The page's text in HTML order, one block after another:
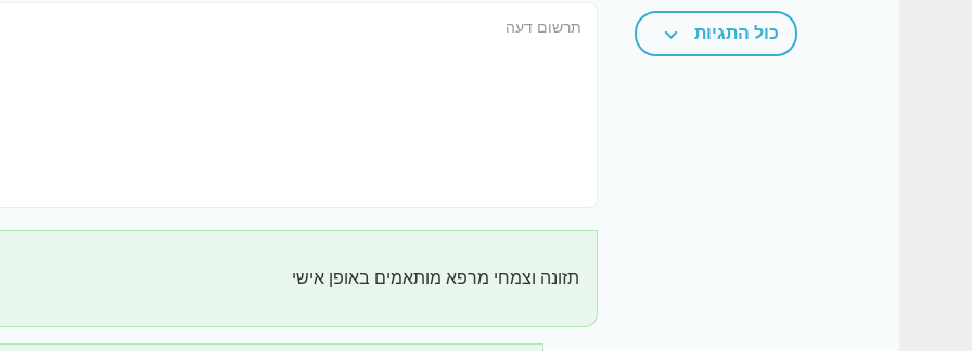
כול התגיות
תזונה וצמחי מרפא מותאמים באופן אישי